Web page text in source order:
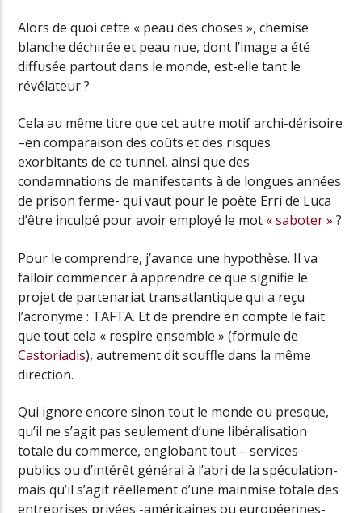
Alors de quoi cette « peau des choses », chemise
blanche déchirée et peau nue, dont l’image a été
diffusée partout dans le monde, est-elle tant le
révélateur ?
Cela au même titre que cet autre motif archi-dérisoire
–en comparaison des coûts et des risques
exorbitants de ce tunnel, ainsi que des
condamnations de manifestants à de longues années
de prison ferme- qui vaut pour le poète Erri de Luca
d’être inculpé pour avoir employé le mot « saboter »?
Pour le comprendre, j’avance une hypothèse. Il va
falloir commencer à apprendre ce que signifie le
projet de partenariat transatlantique qui a reçu
l’acronyme : TAFTA. Et de prendre en compte le fait
que tout cela « respire ensemble » (formule de
Castoriadis), autrement dit souffle dans la même
direction.
Qui ignore encore sinon tout le monde ou presque,
qu’il ne s’agit pas seulement d’une libéralisation
totale du commerce, englobant tout – services
publics ou d’intérêt général à l’abri de la spéculation-
mais qu’il s’agit réellement d’une mainmise totale des
entreprises privées -américaines ou européennes-